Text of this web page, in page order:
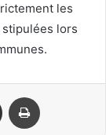
les
lors
Partager par email